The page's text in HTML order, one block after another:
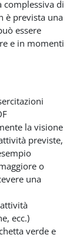
complessiva di
è prevista una
essere
e in momenti
la visione
previste,
o
una
ecc.)
verde e